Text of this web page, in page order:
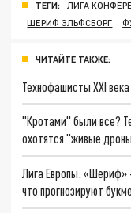
ТЕГИ: ЛИГА
ШЕРИФ ЭЛЬФСБОРГ
ЧИТАЙТЕ ТАКЖЕ:
Технофашисты XXI века
"Кротами" были все?
охотятся "живые
Лига Европы: «Шериф»
что прогнозируют